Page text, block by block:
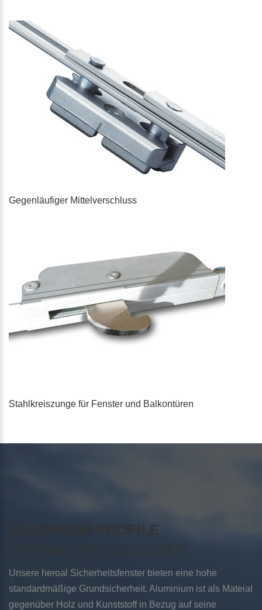
Gegenläufiger Mittelverschluss
Stahlkreiszunge für Fenster und Balkontüren
ALUMINIUM PROFILE
VON NATUR AUS SICHER
Unsere heroal Sicherheitsfenster bieten eine hohe
standardmäßige Grundsicherheit. Aluminium ist als Mateial
gegenüber Holz und Kunststoff in Bezug auf seine